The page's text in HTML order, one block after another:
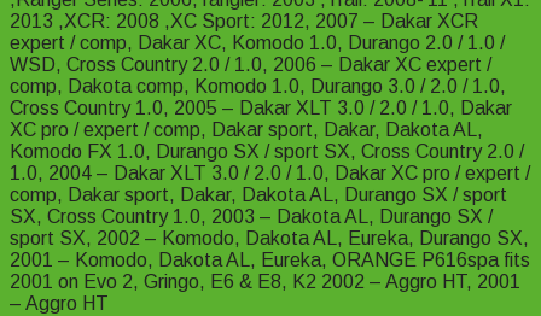
2013 ,XCR: 2008 ,XC Sport: 2012, 2007 – Dakar XCR
expert / comp, Dakar XC, Komodo 1.0, Durango 2.0 / 1.0 /
WSD, Cross Country 2.0 / 1.0, 2006 – Dakar XC expert /
comp, Dakota comp, Komodo 1.0, Durango 3.0 / 2.0 / 1.0,
Cross Country 1.0, 2005 – Dakar XLT 3.0 / 2.0 / 1.0, Dakar
XC pro / expert / comp, Dakar sport, Dakar, Dakota AL,
Komodo FX 1.0, Durango SX / sport SX, Cross Country 2.0 /
1.0, 2004 – Dakar XLT 3.0 / 2.0 / 1.0, Dakar XC pro / expert /
comp, Dakar sport, Dakar, Dakota AL, Durango SX / sport
SX, Cross Country 1.0, 2003 – Dakota AL, Durango SX /
sport SX, 2002 – Komodo, Dakota AL, Eureka, Durango SX,
2001 – Komodo, Dakota AL, Eureka, ORANGE P616spa fits
2001 on Evo 2, Gringo, E6 & E8, K2 2002 – Aggro HT, 2001
– Aggro HT